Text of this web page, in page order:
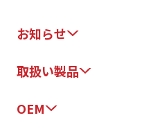
お知らせ
取扱い製品
OEM